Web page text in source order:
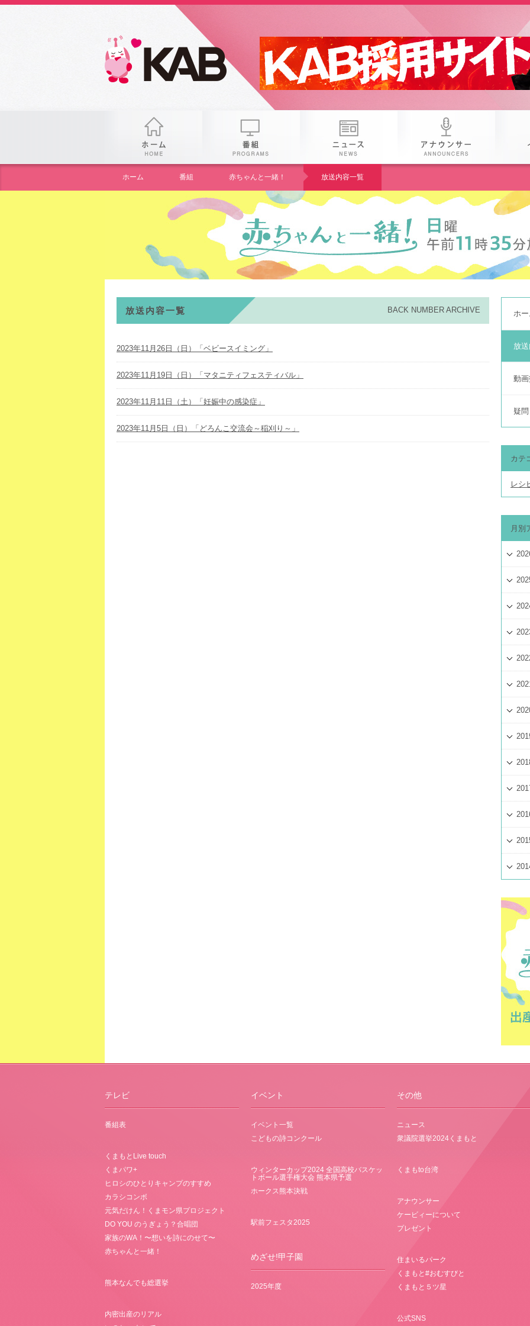
gogo 25th KAB
ホーム 番組 赤ちゃんと一緒！ 放送内容一覧
放送内容一覧 BACK NUMBER ARCHIVE
2023年11月26日（日）「ベビースイミング」
2023年11月19日（日）「マタニティフェスティバル」
2023年11月11日（土）「妊娠中の感染症」
2023年11月5日（日）「どろんこ交流会～稲刈り～」
ホー
放
動
疑
カテ
レシ
月別
テレビ
番組表
くまもとLive touch
くまパワ+
ヒロシのひとりキャンプのすすめ
カラシコンボ
元気だけん！くまモン県プロジェクト
DO YOU のうぎょう？合唱団
家族のWA！〜想いを詩にのせて〜
赤ちゃんと一緒！
熊本なんでも総選挙
内密出産のリアル
イベント
イベント一覧
こどもの詩コンクール
ウィンターカップ2024 全国高校バスケッ
トボール選手権大会 熊本県予選
ホークス熊本決戦
駅前フェスタ2025
めざせ!甲子園
2025年度
その他
ニュース
衆議院選挙2024くまもと
くまもto台湾
アナウンサー
ケービィーについて
プレゼント
住まいるパーク
くまもと#おむすびと
くまもと５ツ星
公式SNS